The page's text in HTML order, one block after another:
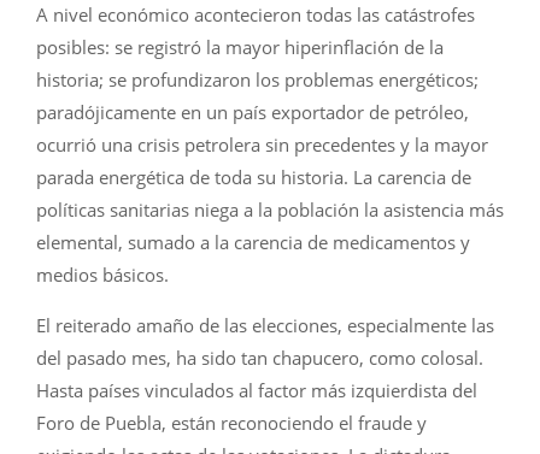
A nivel económico acontecieron todas las catástrofes
posibles: se registró la mayor hiperinflación de la
historia; se profundizaron los problemas energéticos;
paradójicamente en un país exportador de petróleo,
ocurrió una crisis petrolera sin precedentes y la mayor
parada energética de toda su historia. La carencia de
políticas sanitarias niega a la población la asistencia más
elemental, sumado a la carencia de medicamentos y
medios básicos.
El reiterado amaño de las elecciones, especialmente las
del pasado mes, ha sido tan chapucero, como colosal.
Hasta países vinculados al factor más izquierdista del
Foro de Puebla, están reconociendo el fraude y